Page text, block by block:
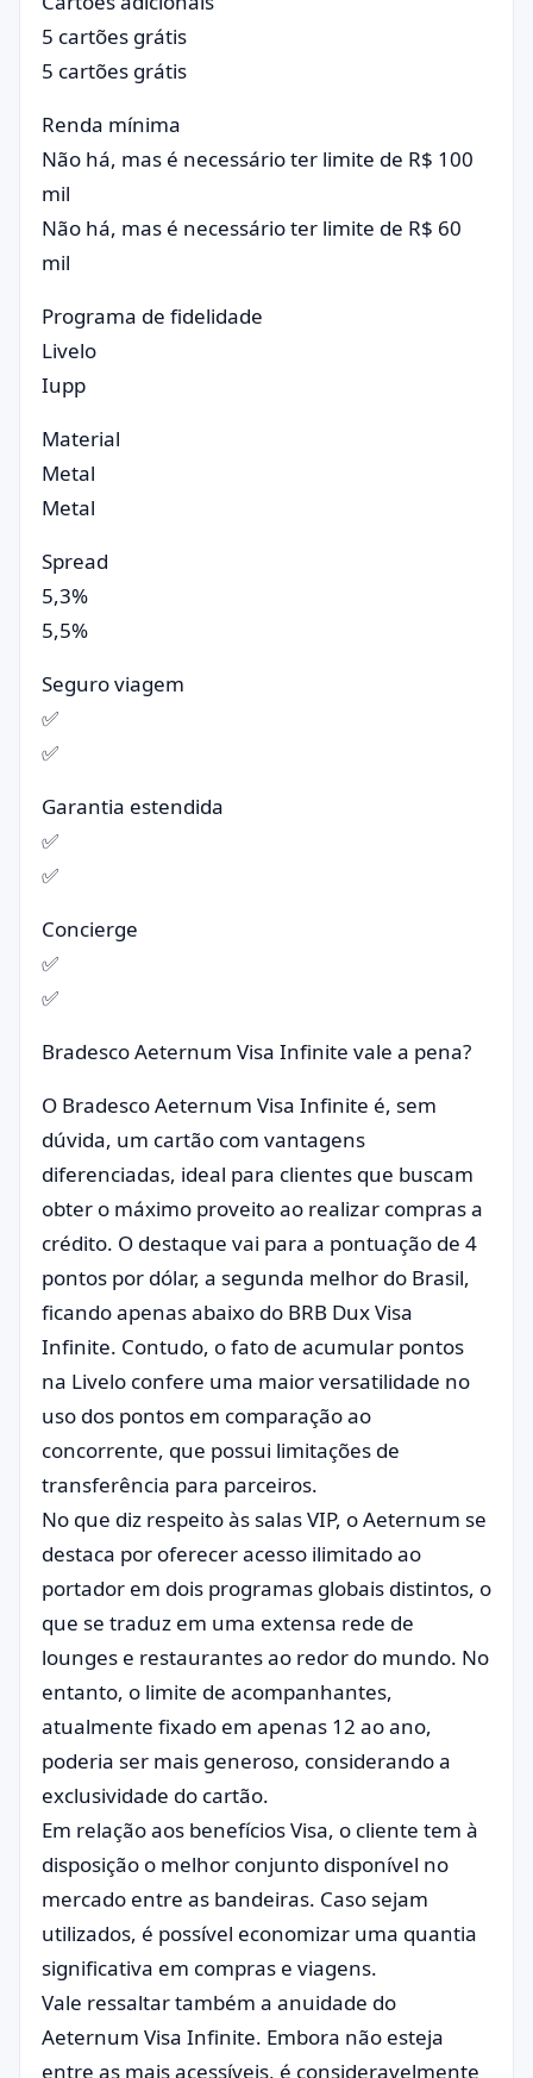
5 cartões grátis
5 cartões grátis
Renda mínima
Não há, mas é necessário ter limite de R$ 100
mil
Não há, mas é necessário ter limite de R$ 60
mil
Programa de fidelidade
Livelo
Iupp
Material
Metal
Metal
Spread
5,3%
5,5%
Seguro viagem
✅
✅
Garantia estendida
✅
✅
Concierge
✅
✅
Bradesco Aeternum Visa Infinite vale a pena?
O Bradesco Aeternum Visa Infinite é, sem
dúvida, um cartão com vantagens
diferenciadas, ideal para clientes que buscam
obter o máximo proveito ao realizar compras a
crédito. O destaque vai para a pontuação de 4
pontos por dólar, a segunda melhor do Brasil,
ficando apenas abaixo do BRB Dux Visa
Infinite. Contudo, o fato de acumular pontos
na Livelo confere uma maior versatilidade no
uso dos pontos em comparação ao
concorrente, que possui limitações de
transferência para parceiros.
No que diz respeito às salas VIP, o Aeternum se
destaca por oferecer acesso ilimitado ao
portador em dois programas globais distintos, o
que se traduz em uma extensa rede de
lounges e restaurantes ao redor do mundo. No
entanto, o limite de acompanhantes,
atualmente fixado em apenas 12 ao ano,
poderia ser mais generoso, considerando a
exclusividade do cartão.
Em relação aos benefícios Visa, o cliente tem à
disposição o melhor conjunto disponível no
mercado entre as bandeiras. Caso sejam
utilizados, é possível economizar uma quantia
significativa em compras e viagens.
Vale ressaltar também a anuidade do
Aeternum Visa Infinite. Embora não esteja
entre as mais acessíveis, é consideravelmente